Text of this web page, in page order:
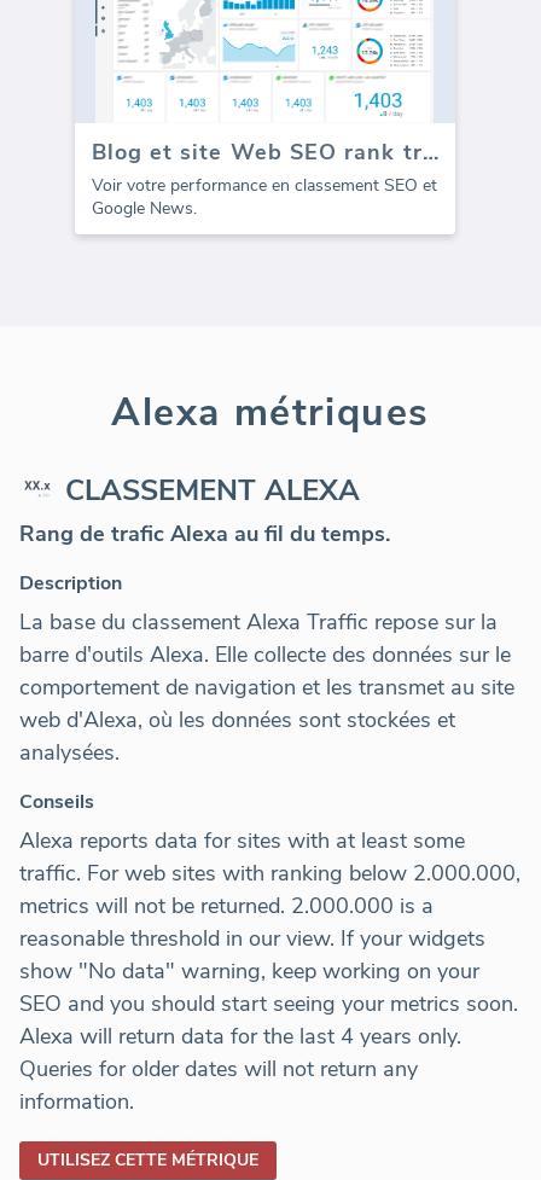
Blog et site Web SEO rank tracker
Voir votre performance en classement SEO et
Google News.
Alexa métriques
CLASSEMENT ALEXA
Rang de trafic Alexa au fil du temps.
Description
La base du classement Alexa Traffic repose sur la
barre d'outils Alexa. Elle collecte des données sur le
comportement de navigation et les transmet au site
web d'Alexa, où les données sont stockées et
analysées.
Conseils
Alexa reports data for sites with at least some
traffic. For web sites with ranking below 2.000.000,
metrics will not be returned. 2.000.000 is a
reasonable threshold in our view. If your widgets
show "No data" warning, keep working on your
SEO and you should start seeing your metrics soon.
Alexa will return data for the last 4 years only.
Queries for older dates will not return any
information.
UTILISEZ CETTE MÉTRIQUE